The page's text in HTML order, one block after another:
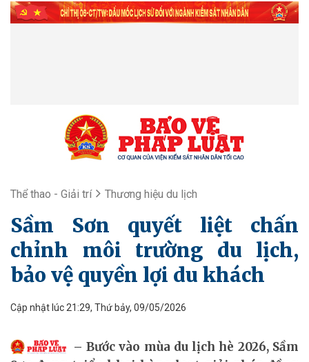
Thể thao - Giải trí Thương hiệu du lịch
Sầm Sơn quyết liệt chấn
chỉnh môi trường du lịch,
bảo vệ quyền lợi du khách
Cập nhật lúc 21:29, Thứ bảy, 09/05/2026
Bước vào mùa du lịch hè 2026, Sầm